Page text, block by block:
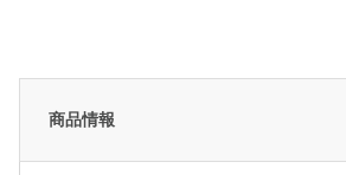
商品情報